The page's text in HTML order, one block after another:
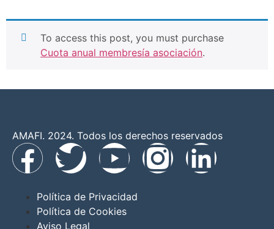
To access this post, you must purchase
Cuota anual membresía asociación.
AMAFI. 2024. Todos los derechos reservados
Política de Privacidad
Política de Cookies
Aviso Legal